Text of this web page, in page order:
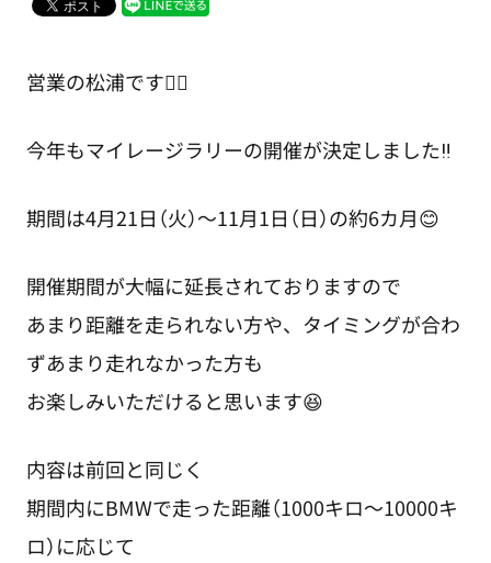
営業の松浦です💁‍♂️
今年もマイレージラリーの開催が決定しました‼️
期間は4月21日（火）～11月1日（日）の約6カ月😊
開催期間が大幅に延長されておりますので
あまり距離を走られない方や、タイミングが合わ
ずあまり走れなかった方も
お楽しみいただけると思います😆
内容は前回と同じく
期間内にBMWで走った距離（1000キロ～10000キ
ロ）に応じて